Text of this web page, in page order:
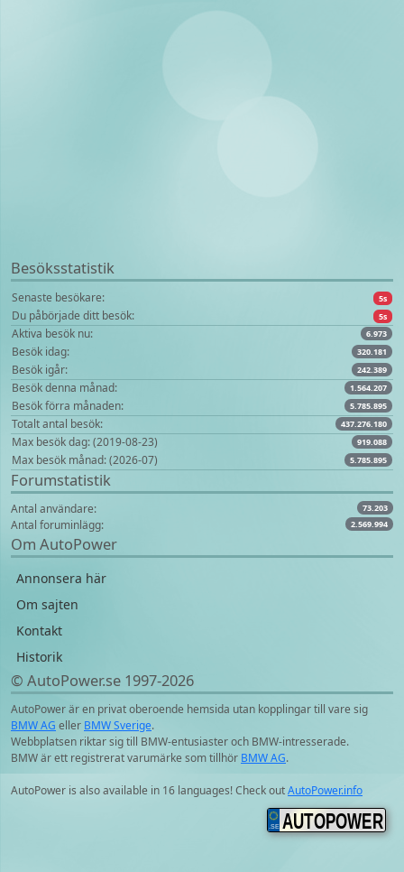
Besöksstatistik
Senaste besökare: 5s
Du påbörjade ditt besök: 5s
Aktiva besök nu: 6.973
Besök idag: 320.181
Besök igår: 242.389
Besök denna månad: 1.564.207
Besök förra månaden: 5.785.895
Totalt antal besök: 437.276.180
Max besök dag: (2019-08-23) 919.088
Max besök månad: (2026-07) 5.785.895
Forumstatistik
Antal användare: 73.203
Antal foruminlägg: 2.569.994
Om AutoPower
Annonsera här
Om sajten
Kontakt
Historik
© AutoPower.se 1997‑2026
AutoPower är en privat oberoende hemsida utan kopplingar till vare sig
BMW AG eller BMW Sverige.
Webbplatsen riktar sig till BMW-entusiaster och BMW-intresserade.
BMW är ett registrerat varumärke som tillhör BMW AG.
AutoPower is also available in 16 languages! Check outAutoPower.info
AUTOPOWER